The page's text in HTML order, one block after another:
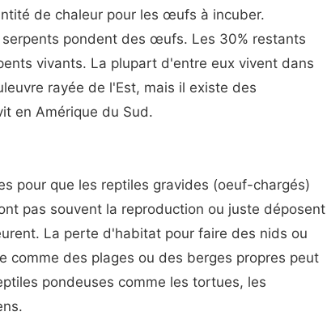
de chaleur pour les œufs à incuber.
pondent des œufs. Les 30% restants
vivants. La plupart d'entre eux vivent dans
rayée de l'Est, mais il existe des
en Amérique du Sud.
pour que les reptiles gravides (oeuf-chargés)
pas souvent la reproduction ou juste déposent
La perte d'habitat pour faire des nids ou
comme des plages ou des berges propres peut
pondeuses comme les tortues, les